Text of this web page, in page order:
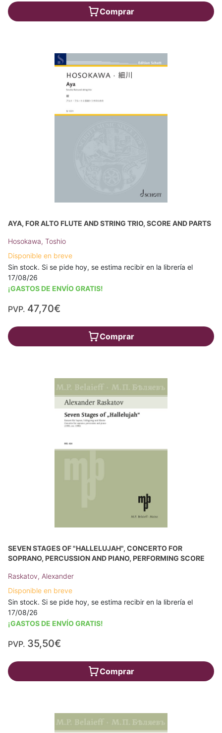
Comprar
AYA, FOR ALTO FLUTE AND STRING TRIO, SCORE AND PARTS
Hosokawa, Toshio
Disponible en breve
Sin stock. Si se pide hoy, se estima recibir en la librería el
17/08/26
¡GASTOS DE ENVÍO GRATIS!
PVP. 47,70€
Comprar
SEVEN STAGES OF "HALLELUJAH", CONCERTO FOR
SOPRANO, PERCUSSION AND PIANO, PERFORMING SCORE
Raskatov, Alexander
Disponible en breve
Sin stock. Si se pide hoy, se estima recibir en la librería el
17/08/26
¡GASTOS DE ENVÍO GRATIS!
PVP. 35,50€
Comprar